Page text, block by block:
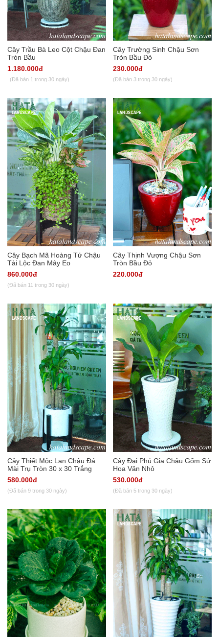
Cây Trầu Bà Leo Cột Chậu Đan
Tròn Bầu
1.180.000đ
(Đã bán 1 trong 30 ngày)
Cây Trường Sinh Chậu Sơn
Tròn Bầu Đỏ
230.000đ
(Đã bán 3 trong 30 ngày)
Cây Bạch Mã Hoàng Tử Chậu
Tài Lộc Đan Mây Eo
860.000đ
(Đã bán 11 trong 30 ngày)
Cây Thịnh Vượng Chậu Sơn
Tròn Bầu Đỏ
220.000đ
Cây Thiết Mộc Lan Chậu Đá
Mài Trụ Tròn 30 x 30 Trắng
580.000đ
(Đã bán 9 trong 30 ngày)
Cây Đại Phú Gia Chậu Gốm Sứ
Hoa Văn Nhỏ
530.000đ
(Đã bán 5 trong 30 ngày)